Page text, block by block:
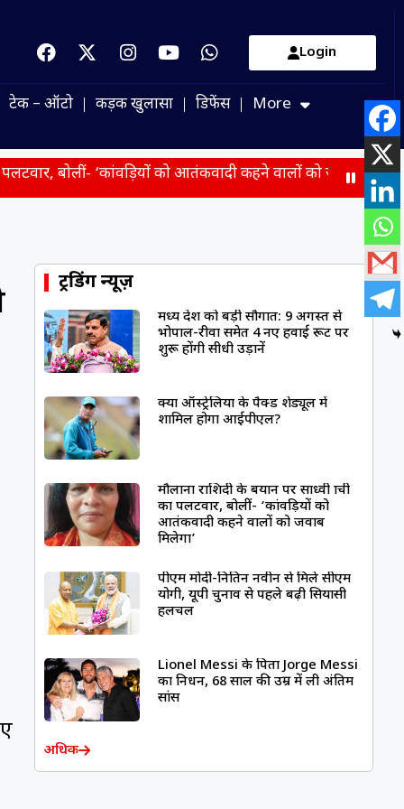
Login
टेक – ऑटो कड़क खुलासा डिफेंस More
‘कांवड़ियों को आतंकवादी कहने वालों को जवाब मिलेगा’
ट्रेंडिंग न्यूज़
मध्य प्रदेश को बड़ी सौगात: 9 अगस्त से
भोपाल-रीवा समेत 4 नए हवाई रूट पर
शुरू होंगी सीधी उड़ानें
क्या ऑस्ट्रेलिया के पैक्ड शेड्यूल में
शामिल होगा आईपीएल?
मौलाना राशिदी के बयान पर साध्वी प्राची
का पलटवार, बोलीं- ‘कांवड़ियों को
आतंकवादी कहने वालों को जवाब
मिलेगा’
पीएम मोदी-नितिन नवीन से मिले सीएम
योगी, यूपी चुनाव से पहले बढ़ी सियासी
हलचल
Lionel Messi के पिता Jorge Messi
का निधन, 68 साल की उम्र में ली अंतिम
सांस
अधिक